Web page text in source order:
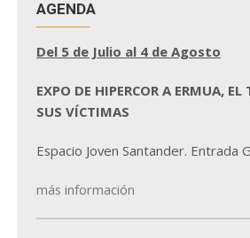
AGENDA
Del 5 de Julio al 4 de Agosto
EXPO DE HIPERCOR A ERMUA, EL
SUS VÍCTIMAS
Espacio Joven Santander. Entrada
más información